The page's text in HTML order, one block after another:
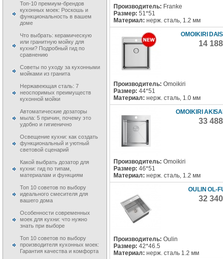
Производитель: Franke
Размер: 51*51
Материал: нерж. сталь, 1.2 мм
OMOIKIRI
14
Производитель: Omoikiri
Размер: 44*51
Материал: нерж. сталь, 1.0 мм
OMOIKIRI
33
Производитель: Omoikiri
Размер: 46*51
Материал: нерж. сталь, 1.2 мм
OULIN OL-
32
Производитель: Oulin
Размер: 42*46.5
Материал: нерж. сталь 1.2 мм
Топ-10 премиум-брендов
кухонных моек: Роскошь и
функциональность в вашем
доме
Что выбрать: керамическую
или гранитную мойку для
кухни? Подробный гид по
сравнению
Советы по уходу за кухонными
мойками из гранита
Нержавеющая сталь: 7
неоспоримых преимуществ
кухонной мойки
Автоматические дозаторы
мыла: 5 причин, почему это
удобно и гигиенично
Освещение кухни: как создать
функциональный и уютный
световой сценарий
Какой выбрать дозатор для
кухни: гид по типам,
материалам и функциям
Топ 10 советов по выбору
идеального смесителя для
вашего дома
Особенности современных
моек для кухни: что нужно
знать при выборе
Топ 10 советов по выбору
производителя кухонных моек:
Гарантия качества и комфорта